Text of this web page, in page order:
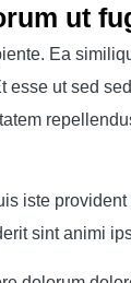
ut
Ea
esse ut sed
iste provident
sint animi